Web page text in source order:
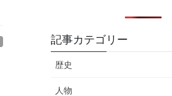
記事カテゴリー
歴史
人物